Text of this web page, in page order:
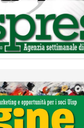
InBlu2000 traccia il